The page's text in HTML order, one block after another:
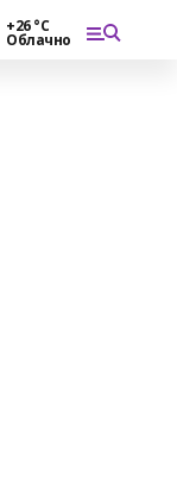
+26 °С
Облачно